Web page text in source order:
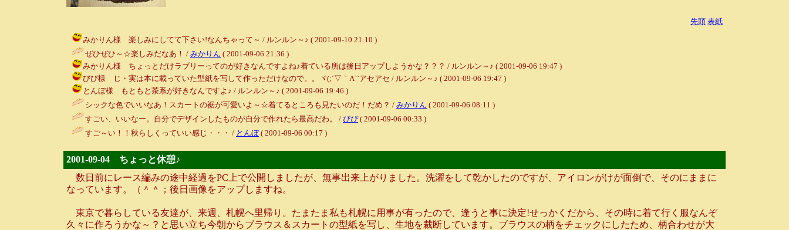
先頭 表紙
みかりん様 楽しみにしてて下さい!なんちゃって～ / ルンルン～♪ ( 2001-09-10 21:10 )
ぜひぜひ～☆楽しみだなあ！ / みかりん ( 2001-09-06 21:36 )
みかりん様 ちょっとだけラブリーってのが好きなんですよね♪着ている所は後日アップしようかな？？？ / ルンルン～♪ ( 2001-09-06 19:47 )
びび様 じ・実は本に載っていた型紙を写して作っただけなので。。ヾ(;´▽｀A``アセアセ / ルンルン～♪ ( 2001-09-06 19:47 )
とんぼ様 もともと茶系が好きなんですよ♪ / ルンルン～♪ ( 2001-09-06 19:46 )
シックな色でいいなあ！スカートの裾が可愛いよ～☆着てるところも見たいのだ！だめ？ / みかりん ( 2001-09-06 08:11 )
すごい、いいなー。自分でデザインしたものが自分で作れたら最高だわ。 / ぴぴ( 2001-09-06 00:33 )
すご～い！！秋らしくっていい感じ・・・ / とんぼ( 2001-09-06 00:17 )
2001-09-04 ちょっと休憩♪
数日前にレース編みの途中経過をPC上で公開しましたが、無事出来上がりました。洗濯をして乾かしたのですが、アイロンがけが面倒で、そのにままに
なっています。（＾＾；後日画像をアップしますね。
東京で暮らしている友達が、来週、札幌へ里帰り。たまたま私も札幌に用事が有ったので、逢うと事に決定!せっかくだから、その時に着て行く服なんぞ
久々に作ろうかな～？と思い立ち今朝からブラウス＆スカートの型紙を写し、生地を裁断しています。ブラウスの柄をチェックにしたため、柄合わせが大